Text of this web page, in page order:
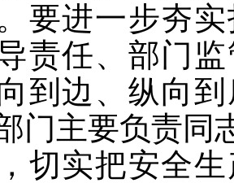
要进一步夯
责任、部门
到边、纵向
门主要负责同
切实把安全